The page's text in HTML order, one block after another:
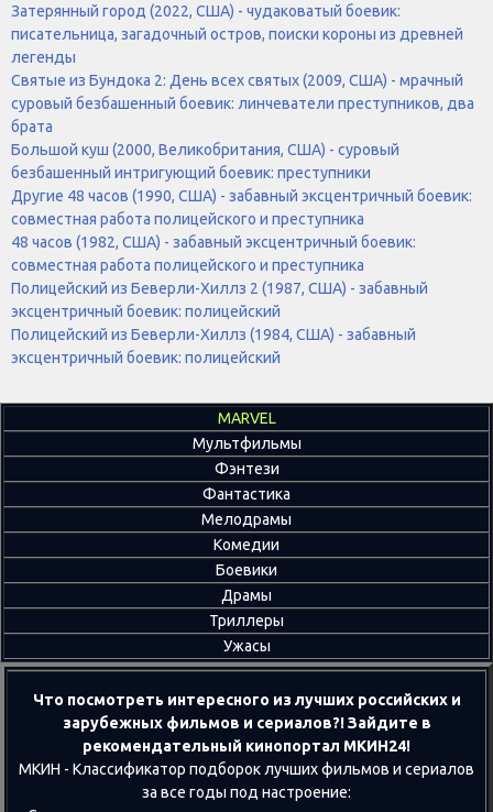
Затерянный город (2022, США) - чудаковатый боевик:
писательница, загадочный остров, поиски короны из древней
легенды
Святые из Бундока 2: День всех святых (2009, США) - мрачный
суровый безбашенный боевик: линчеватели преступников, два
брата
Большой куш (2000, Великобритания, США) - суровый
безбашенный интригующий боевик: преступники
Другие 48 часов (1990, США) - забавный эксцентричный боевик:
совместная работа полицейского и преступника
48 часов (1982, США) - забавный эксцентричный боевик:
совместная работа полицейского и преступника
Полицейский из Беверли-Хиллз 2 (1987, США) - забавный
эксцентричный боевик: полицейский
Полицейский из Беверли-Хиллз (1984, США) - забавный
эксцентричный боевик: полицейский
MARVEL
Мультфильмы
Фэнтези
Фантастика
Мелодрамы
Комедии
Боевики
Драмы
Триллеры
Ужасы
Что посмотреть интересного из лучших российских и
зарубежных фильмов и сериалов?! Зайдите в
рекомендательный кинопортал МКИН24!
МКИН - Классификатор подборок лучших фильмов и сериалов
за все годы под настроение: